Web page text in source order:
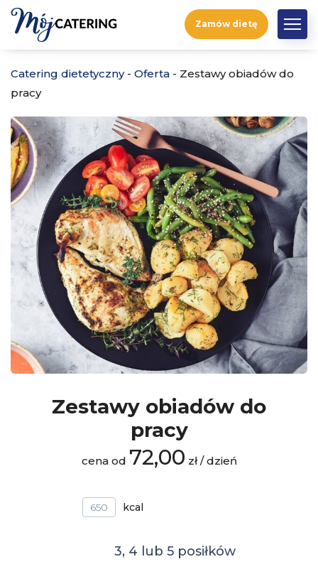
Zamów dietę
Catering dietetyczny- Oferta - Zestawy obiadów do
pracy
Zestawy obiadów do
pracy
cena od 72,00 zł / dzień
650
3, 4 lub 5 posiłków